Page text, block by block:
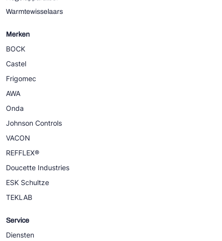
Warmtewisselaars
Merken
BOCK
Castel
Frigomec
AWA
Onda
Johnson Controls
VACON
REFFLEX®
Doucette Industries
ESK Schultze
TEKLAB
Service
Diensten